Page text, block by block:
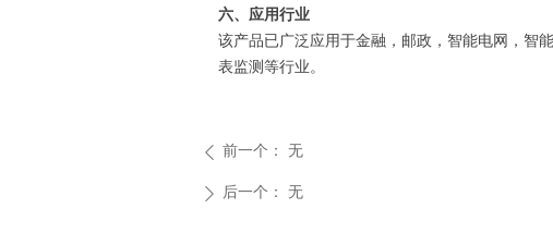
六、应用行业
该产品已广泛应用于金融，邮政，智能电网，智
表监测等行业。
ꄴ 前一个： 无
ꄲ 后一个： 无